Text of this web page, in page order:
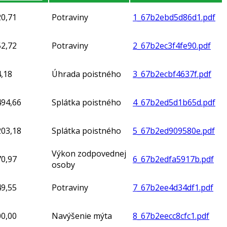
Potraviny 1_67b2ebd5d86d1.pdf
Potraviny 2_67b2ec3f4fe90.pdf
Úhrada poistného 3_67b2ecbf4637f.pdf
Splátka poistného 4_67b2ed5d1b65d.pdf
Splátka poistného 5_67b2ed909580e.pdf
Výkon zodpovednej
osoby
6_67b2edfa5917b.pdf
Potraviny 7_67b2ee4d34df1.pdf
Navýšenie mýta 8_67b2eecc8cfc1.pdf